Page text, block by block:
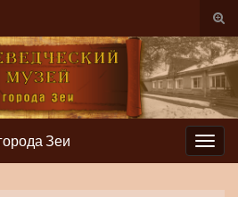
Вкл/
Вкл/
выкл
Зеи